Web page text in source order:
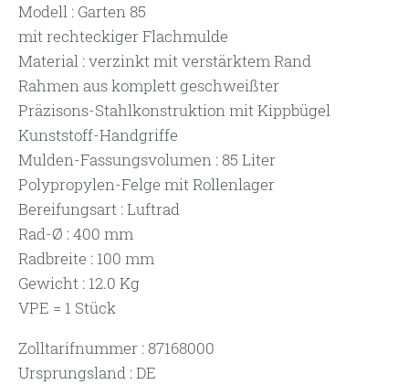
Modell : Garten 85
mit rechteckiger Flachmulde
Material : verzinkt mit verstärktem Rand
Rahmen aus komplett geschweißter
Präzisons-Stahlkonstruktion mit Kippbügel
Kunststoff-Handgriffe
Mulden-Fassungsvolumen : 85 Liter
Polypropylen-Felge mit Rollenlager
Bereifungsart : Luftrad
Rad-Ø : 400 mm
Radbreite : 100 mm
Gewicht : 12.0 Kg
VPE = 1 Stück
Zolltarifnummer : 87168000
Ursprungsland : DE